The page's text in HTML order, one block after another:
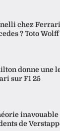
chez
? Toto
donne une
sur F1 25
de